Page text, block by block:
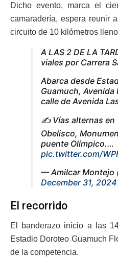
Dicho evento, marca el
camaradería, espera reunir
circuito de 10 kilómetros
A LAS 2 DE LA
viales por Carrera
Abarca desde
Guamuch, Avenida
calle de Avenida
✍️ Vías alternas en
Obelisco,
puente Olímpico.…
pic.twitter.com/
— Amilcar Montejo
December 31, 2024
El recorrido
El banderazo inicio a las
Estadio Doroteo Guamuch
de la competencia.